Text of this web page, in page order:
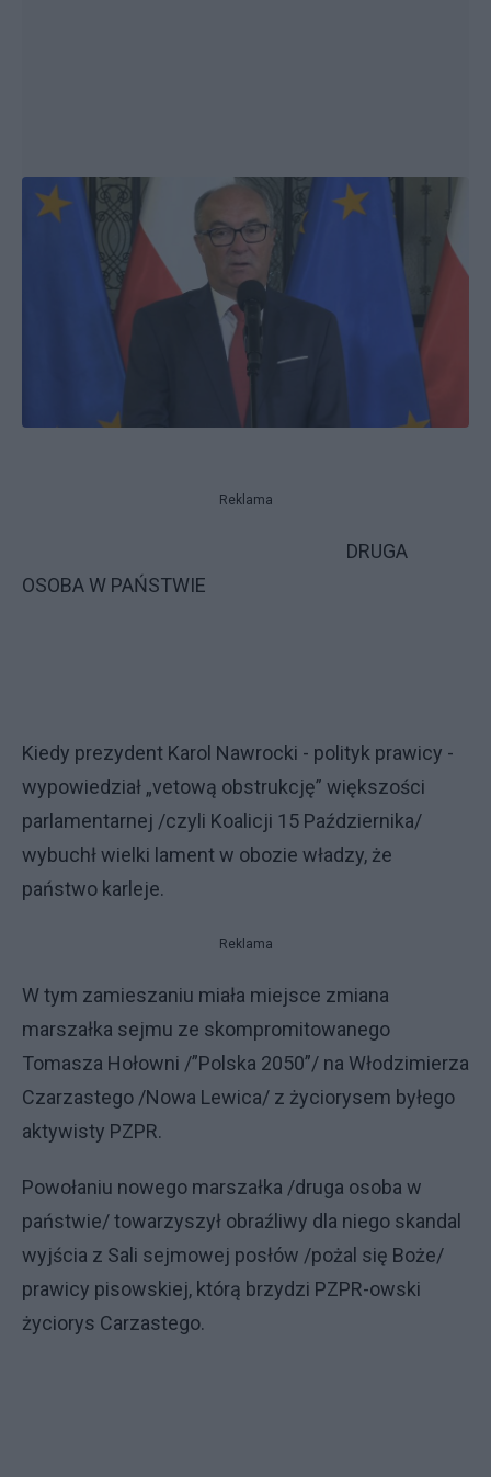
Reklama
DRUGA
OSOBA W PAŃSTWIE
Kiedy prezydent Karol Nawrocki - polityk prawicy -
wypowiedział „vetową obstrukcję” większości
parlamentarnej /czyli Koalicji 15 Października/
wybuchł wielki lament w obozie władzy, że
państwo karleje.
Reklama
W tym zamieszaniu miała miejsce zmiana
marszałka sejmu ze skompromitowanego
Tomasza Hołowni /”Polska 2050”/ na Włodzimierza
Czarzastego /Nowa Lewica/ z życiorysem byłego
aktywisty PZPR.
Powołaniu nowego marszałka /druga osoba w
państwie/ towarzyszył obraźliwy dla niego skandal
wyjścia z Sali sejmowej posłów /pożal się Boże/
prawicy pisowskiej, którą brzydzi PZPR-owski
życiorys Carzastego.